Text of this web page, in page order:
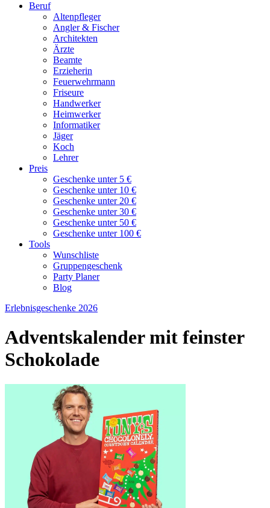
Beruf
Altenpfleger
Angler & Fischer
Architekten
Ärzte
Beamte
Erzieherin
Feuerwehrmann
Friseure
Handwerker
Heimwerker
Informatiker
Jäger
Koch
Lehrer
Preis
Geschenke unter 5 €
Geschenke unter 10 €
Geschenke unter 20 €
Geschenke unter 30 €
Geschenke unter 50 €
Geschenke unter 100 €
Tools
Wunschliste
Gruppengeschenk
Party Planer
Blog
Erlebnisgeschenke 2026
Adventskalender mit feinster
Schokolade